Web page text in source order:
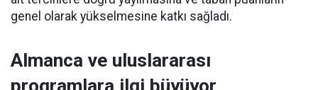
genel olarak yükselmesine katkı sağladı.
Almanca ve uluslararası
programlara ilgi büyüyor